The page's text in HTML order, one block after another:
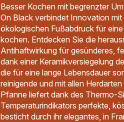
Besser Kochen mit begrenzter
On Black verbindet Innovation
ökologischen Fußabdruck für
kochen. Entdecken Sie die
Antihaftwirkung für gesünderes,
dank einer Keramikversiegelung
die für eine lange Lebensdauer
reinigende und mit allen
Pfanne liefert dank des Thermo-
Temperaturindikators perfekte,
besticht durch ihr elegantes, in